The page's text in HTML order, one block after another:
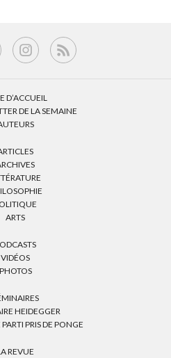
D’ACCUEIL
DE LA SEMAINE
ARTS
VIDÉOS
PHOTOS
HEIDEGGER
PRIS DE PONGE
REVUE